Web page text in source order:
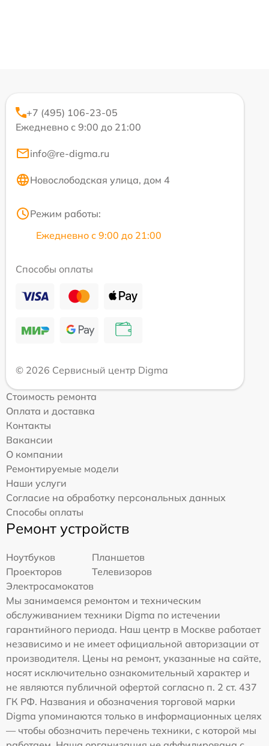
+7 (495) 106-23-05
Ежедневно с 9:00 до 21:00
info@re-digma.ru
Новослободская улица, дом 4
Режим работы:
Ежедневно с 9:00 до 21:00
Способы оплаты
© 2026 Сервисный центр Digma
Стоимость ремонта
Оплата и доставка
Контакты
Вакансии
О компании
Ремонтируемые модели
Наши услуги
Согласие на обработку персональных данных
Способы оплаты
Ремонт устройств
Ноутбуков
Планшетов
Проекторов
Телевизоров
Электросамокатов
Мы занимаемся ремонтом и техническим
обслуживанием техники Digma по истечении
гарантийного периода. Наш центр в Москве работает
независимо и не имеет официальной авторизации от
производителя. Цены на ремонт, указанные на сайте,
носят исключительно ознакомительный характер и
не являются публичной офертой согласно п. 2 ст. 437
ГК РФ. Названия и обозначения торговой марки
Digma упоминаются только в информационных целях
— чтобы обозначить перечень техники, с которой мы